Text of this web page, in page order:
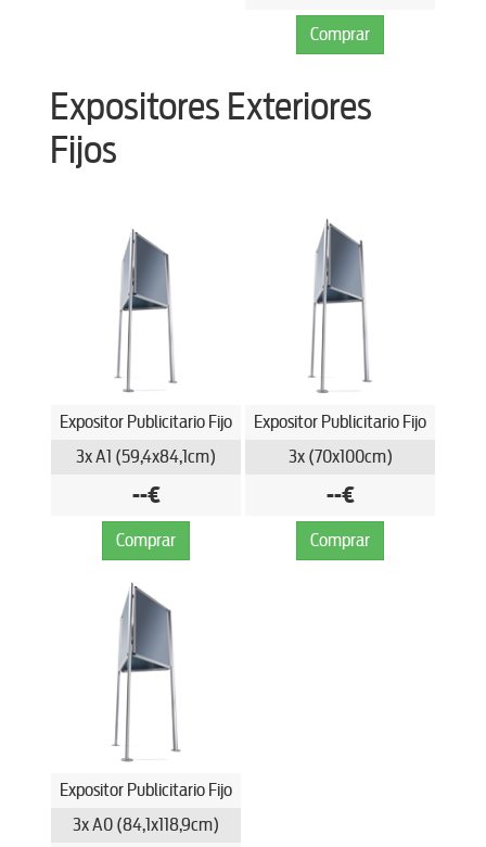
Comprar
Expositores Exteriores
Fijos
Expositor Publicitario Fijo
3x A1 (59,4x84,1cm)
--€
Comprar
Expositor Publicitario Fijo
3x (70x100cm)
--€
Comprar
Expositor Publicitario Fijo
3x A0 (84,1x118,9cm)